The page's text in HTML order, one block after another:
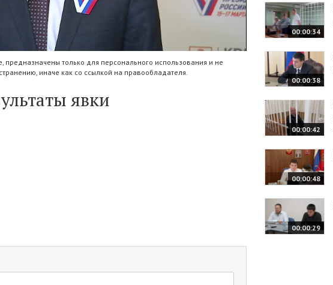
только для персонального использования и не
иначе как со ссылкой на правообладателя.
явки
00:00:34
00:00:38
00:00:42
00:00:48
00:00:29